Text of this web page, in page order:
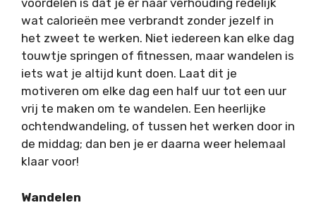
voordelen is dat je er naar verhouding redelijk
wat calorieën mee verbrandt zonder jezelf in
het zweet te werken. Niet iedereen kan elke dag
touwtje springen of fitnessen, maar wandelen is
iets wat je altijd kunt doen. Laat dit je
motiveren om elke dag een half uur tot een uur
vrij te maken om te wandelen. Een heerlijke
ochtendwandeling, of tussen het werken door in
de middag; dan ben je er daarna weer helemaal
klaar voor!
Wandelen